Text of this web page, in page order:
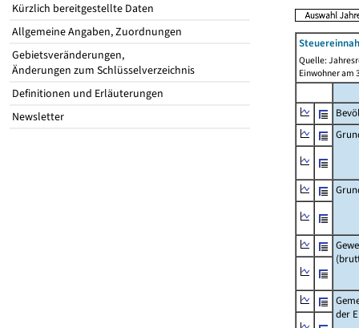
Kürzlich bereitgestellte Daten
Allgemeine Angaben, Zuordnungen
Gebietsveränderungen,
Änderungen zum Schlüsselverzeichnis
Definitionen und Erläuterungen
Newsletter
Quelle:
Einwohner am
der